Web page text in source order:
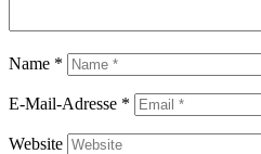
Name *
E-Mail-Adresse *
Website